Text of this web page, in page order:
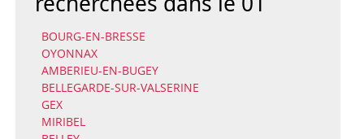
BOURG-EN-BRESSE
OYONNAX
AMBERIEU-EN-BUGEY
BELLEGARDE-SUR-VALSERINE
GEX
MIRIBEL